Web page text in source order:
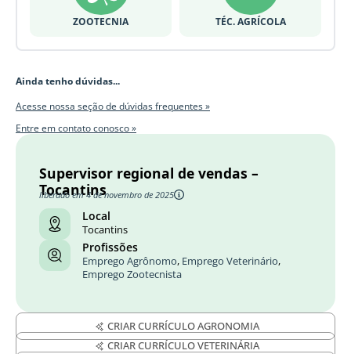
ZOOTECNIA TÉC. AGRÍCOLA
Ainda tenho dúvidas...
Acesse nossa seção de dúvidas frequentes »
Entre em contato conosco »
Supervisor regional de vendas –
Tocantins
liberado em 4 de novembro de 2025
Local
Tocantins
Profissões
Emprego Agrônomo, Emprego Veterinário,
Emprego Zootecnista
CRIAR CURRÍCULO AGRONOMIA
CRIAR CURRÍCULO VETERINÁRIA